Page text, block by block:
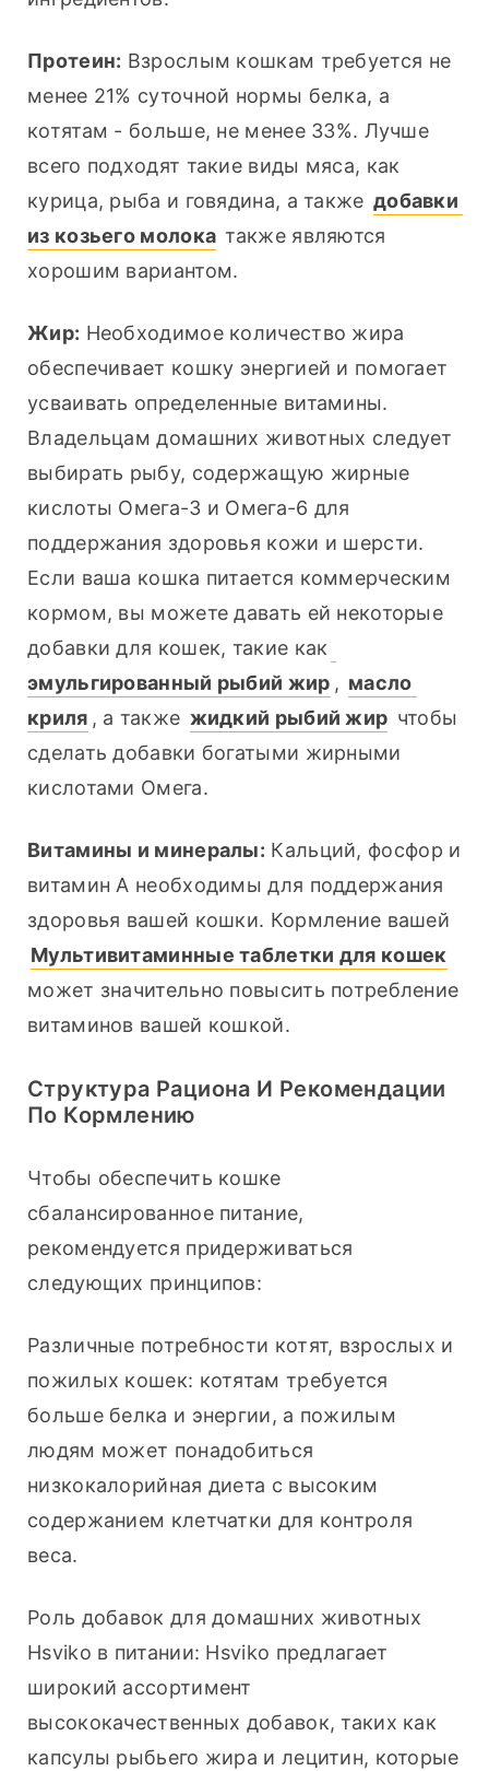
Протеин: Взрослым кошкам требуется не
менее 21% суточной нормы белка, а
котятам - больше, не менее 33%. Лучше
всего подходят такие виды мяса, как
курица, рыба и говядина, а также добавки
из козьего молока также являются
хорошим вариантом.
Жир: Необходимое количество жира
обеспечивает кошку энергией и помогает
усваивать определенные витамины.
Владельцам домашних животных следует
выбирать рыбу, содержащую жирные
кислоты Омега-3 и Омега-6 для
поддержания здоровья кожи и шерсти.
Если ваша кошка питается коммерческим
кормом, вы можете давать ей некоторые
добавки для кошек, такие как
эмульгированный рыбий жир , масло
криля , а также жидкий рыбий жир чтобы
сделать добавки богатыми жирными
кислотами Омега.
Витамины и минералы: Кальций, фосфор и
витамин А необходимы для поддержания
Мультивитаминные таблетки для кошек
может значительно повысить потребление
витаминов вашей кошкой.
Структура Рациона И Рекомендации
По Кормлению
Чтобы обеспечить кошке
сбалансированное питание,
рекомендуется придерживаться
следующих принципов:
Различные потребности котят, взрослых и
пожилых кошек: котятам требуется
больше белка и энергии, а пожилым
людям может понадобиться
низкокалорийная диета с высоким
содержанием клетчатки для контроля
веса.
Роль добавок для домашних животных
Hsviko в питании: Hsviko предлагает
широкий ассортимент
высококачественных добавок, таких как
капсулы рыбьего жира и лецитин, которые